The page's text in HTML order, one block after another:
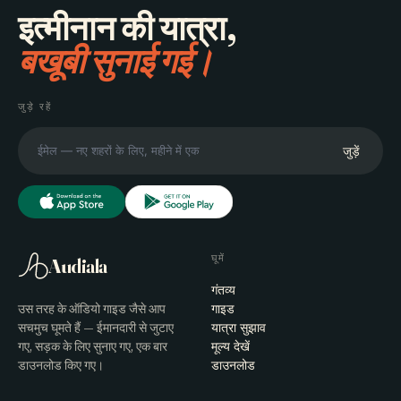
इत्मीनान की यात्रा,
बखूबी सुनाई गई।
जुड़े रहें
जुड़ें
Audiala
उस तरह के ऑडियो गाइड जैसे आप
सचमुच घूमते हैं — ईमानदारी से जुटाए
गए, सड़क के लिए सुनाए गए, एक बार
डाउनलोड किए गए।
घूमें
गंतव्य
गाइड
यात्रा सुझाव
मूल्य देखें
डाउनलोड